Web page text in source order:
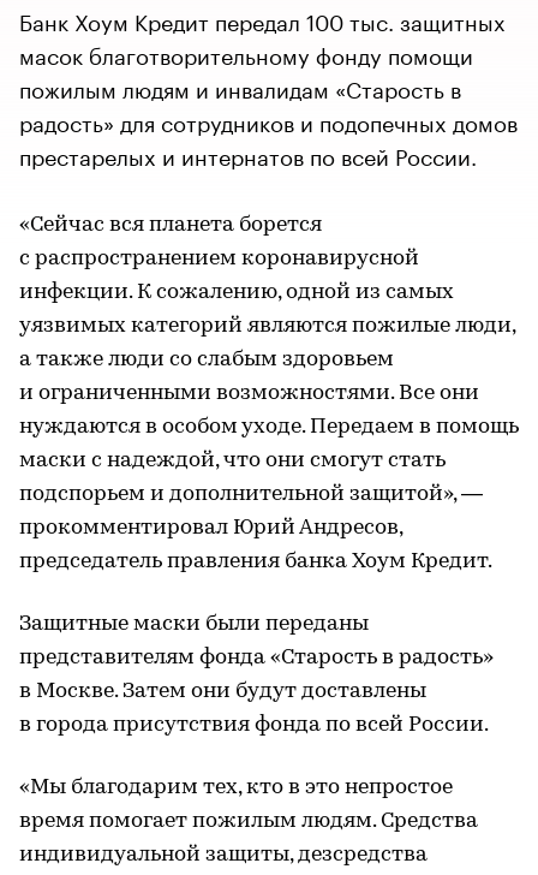
Банк Хоум Кредит передал 100 тыс. защитных
масок благотворительному фонду помощи
пожилым людям и инвалидам «Старость в
радость» для сотрудников и подопечных домов
престарелых и интернатов по всей России.
«Сейчас вся планета борется
с распространением коронавирусной
инфекции. К сожалению, одной из самых
уязвимых категорий являются пожилые люди,
а также люди со слабым здоровьем
и ограниченными возможностями. Все они
нуждаются в особом уходе. Передаем в помощь
маски с надеждой, что они смогут стать
подспорьем и дополнительной защитой», —
прокомментировал Юрий Андресов,
председатель правления банка Хоум Кредит.
Защитные маски были переданы
представителям фонда «Старость в радость»
в Москве. Затем они будут доставлены
в города присутствия фонда по всей России.
«Мы благодарим тех, кто в это непростое
время помогает пожилым людям. Средства
индивидуальной защиты, дезсредства